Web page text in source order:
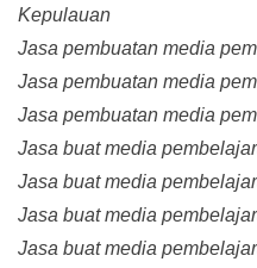
Kepulauan
Jasa pembuatan media
Jasa pembuatan media
Jasa pembuatan media
Jasa buat media
Jasa buat media
Jasa buat media
Jasa buat media